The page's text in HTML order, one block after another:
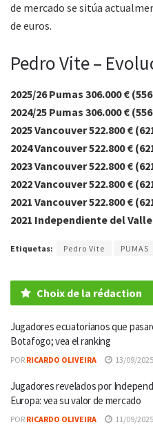
de mercado se sitúa
de euros.
Pedro Vite –
2025/26 Pumas 306.000 €
2024/25 Pumas 306.000 €
2025 Vancouver 522.800 €
2024 Vancouver 522.800 €
2023 Vancouver 522.800 €
2022 Vancouver 522.800 €
2021 Vancouver 522.800 €
2021 Independiente del
Etiquetas: Pedro Vite PUMAS
Choix de la rédaction
Jugadores ecuatorianos que
Botafogo; vea el ranking
POR RICARDO OLIVEIRA 13/09/2025
Jugadores revelados por
Europa: vea su valor de mercado
POR RICARDO OLIVEIRA 11/09/2025